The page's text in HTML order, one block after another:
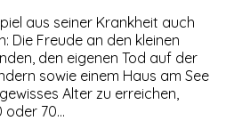
aus seiner Krankheit auch
Die Freude an den kleinen
den eigenen Tod auf der
sowie einem Haus am See
Alter zu erreichen,
oder 70…